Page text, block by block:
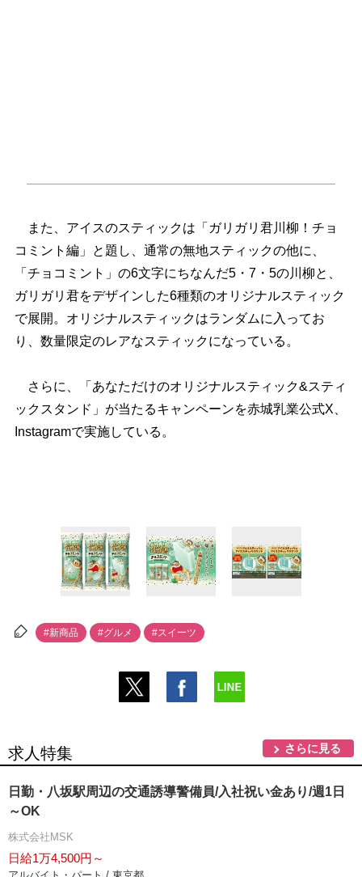
また、アイスのスティックは「ガリガリ君川柳！チョ
コミント編」と題し、通常の無地スティックの他に、
「チョコミント」の6文字にちなんだ5・7・5の川柳と、
ガリガリ君をデザインした6種類のオリジナルスティック
で展開。オリジナルスティックはランダムに入ってお
り、数量限定のレアなスティックになっている。
さらに、「あなただけのオリジナルスティック&スティ
ックスタンド」が当たるキャンペーンを赤城乳業公式X、
Instagramで実施している。
#新商品 #グルメ #スイーツ
求人特集 さらに見る
日勤・八坂駅周辺の交通誘導警備員/入社祝い金あり/週1日
～OK
株式会社MSK
日給1万4,500円～